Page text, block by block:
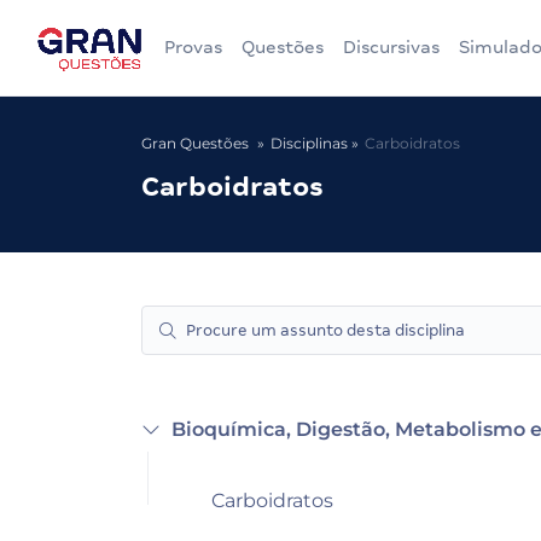
Provas Questões Discursivas
Gran Questões Disciplinas Carboidratos
Carboidratos
Bioquímica, Digestão, Metabolismo
Carboidratos